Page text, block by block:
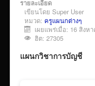
ITA/ข้อมูลสาธารณะ
ID-PLAN
พัสดุ/จัดซื่อจัดจ้าง
Link รวมระบบรายงานข้
รายละเอียด
เขียนโดย Super User
หมวด: ครูแผนกต่างๆ
เผยแพร่เมื่อ: 16 สิงห
ฮิต: 27305
แผนกวิชาการบัญชี